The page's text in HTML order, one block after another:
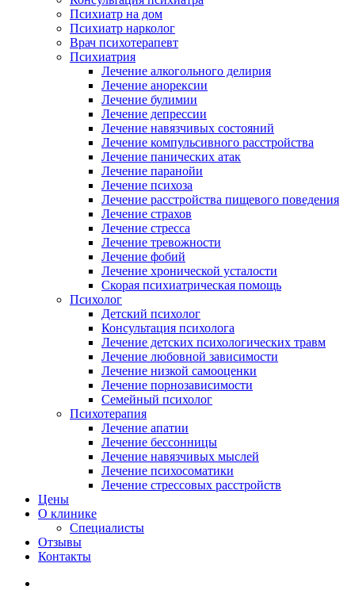
Психиатр на дом
Психиатр нарколог
Врач психотерапевт
Психиатрия
Лечение алкогольного делирия
Лечение анорексии
Лечение булимии
Лечение депрессии
Лечение навязчивых состояний
Лечение компульсивного расстройства
Лечение панических атак
Лечение паранойи
Лечение психоза
Лечение расстройства пищевого поведения
Лечение страхов
Лечение стресса
Лечение тревожности
Лечение фобий
Лечение хронической усталости
Скорая психиатрическая помощь
Психолог
Детский психолог
Консультация психолога
Лечение детских психологических травм
Лечение любовной зависимости
Лечение низкой самооценки
Лечение порнозависимости
Семейный психолог
Психотерапия
Лечение апатии
Лечение бессонницы
Лечение навязчивых мыслей
Лечение психосоматики
Лечение стрессовых расстройств
Цены
О клинике
Специалисты
Отзывы
Контакты